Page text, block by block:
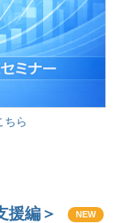
ちら
援編＞ NEW